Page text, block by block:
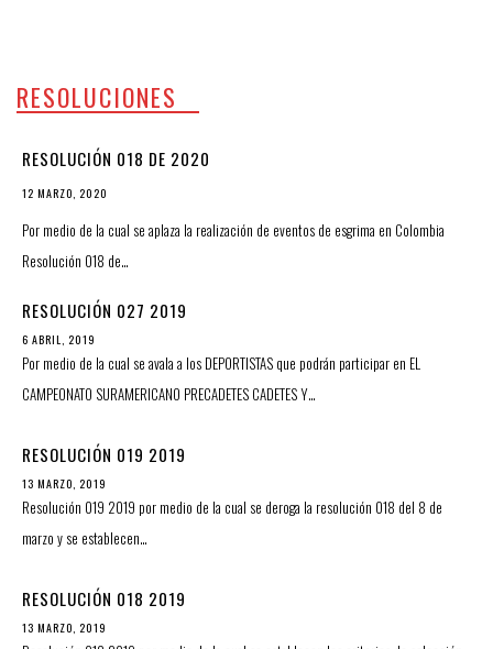
RESOLUCIONES
RESOLUCIÓN 018 DE 2020
12 MARZO, 2020
Por medio de la cual se aplaza la realización de eventos de esgrima en Colombia
Resolución 018 de…
RESOLUCIÓN 027 2019
6 ABRIL, 2019
Por medio de la cual se avala a los DEPORTISTAS que podrán participar en EL
CAMPEONATO SURAMERICANO PRECADETES CADETES Y…
RESOLUCIÓN 019 2019
13 MARZO, 2019
Resolución 019 2019 por medio de la cual se deroga la resolución 018 del 8 de
marzo y se establecen…
RESOLUCIÓN 018 2019
13 MARZO, 2019